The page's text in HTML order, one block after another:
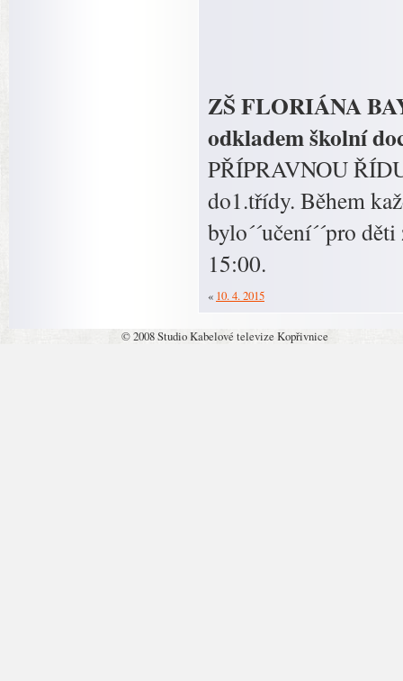
ZŠ FLORIÁNA
odkladem školní
PŘÍPRAVNOU
do1.třídy. Během
bylo´´učení´´pro
15:00.
« 10. 4. 2015
© 2008 Studio Kabelové televize Kopřivnice